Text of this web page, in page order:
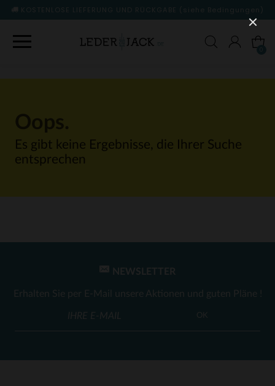
LIEFERUNG UND RÜCKGABE (siehe Bedingungen)
Es gibt keine Ergebnisse, die Ihrer Suche
entsprechen
NEWSLETTER
Erhalten Sie per E-Mail unsere Aktionen und guten Pläne !
OK